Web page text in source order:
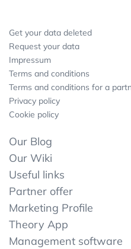
Get your data deleted
Request your data
Impressum
Terms and conditions
Terms and conditions for a
Privacy policy
Cookie policy
Our Blog
Our Wiki
Useful links
Partner offer
Marketing Profile
Theory App
Management software